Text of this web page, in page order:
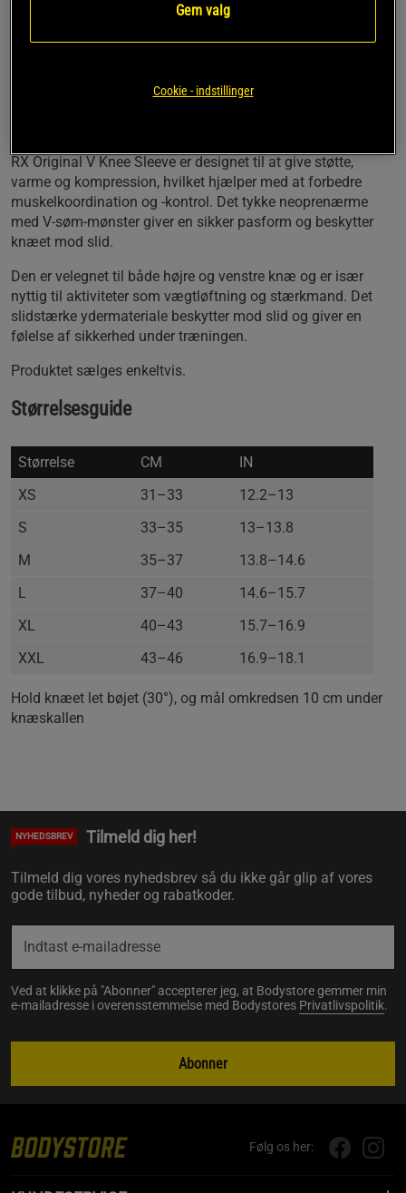
Dette knæbind er kendt for sin holdbarhed og pålidelighed,
Klassisk V-søm-mønster
RX Original V Knee Sleeve er designet til at give støtte,
varme og kompression, hvilket hjælper med at forbedre
muskelkoordination og -kontrol. Det tykke neoprenærme
med V-søm-mønster giver en sikker pasform og beskytter
knæet mod slid.
Den er velegnet til både højre og venstre knæ og er især
nyttig til aktiviteter som vægtløftning og stærkmand. Det
slidstærke ydermateriale beskytter mod slid og giver en
følelse af sikkerhed under træningen.
Produktet sælges enkeltvis.
Størrelsesguide
Størrelse CM
IN
XS
31–33
12.2–13
S
33–35
13–13.8
M
35–37
13.8–14.6
L
37–40
14.6–15.7
XL
40–43
15.7–16.9
XXL
43–46 16.9–18.1
Hold knæet let bøjet (30°), og mål omkredsen 10 cm under
knæskallen
NYHEDSBREV Tilmeld dig her!
Tilmeld dig vores nyhedsbrev så du ikke går glip af vores
gode tilbud, nyheder og rabatkoder.
Ved at klikke på "Abonner" accepterer jeg, at Bodystore gemmer min
e-mailadresse i overensstemmelse med Bodystores Privatlivspolitik.
Abonner
Følg os her:
Gem valg
Cookie - indstillinger